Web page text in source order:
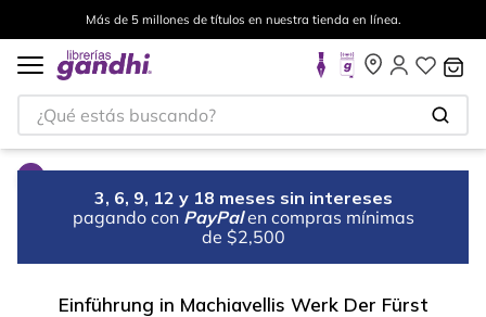
Más de 5 millones de títulos en nuestra tienda en línea.
¿Qué estás buscando?
3, 6, 9, 12 y 18 meses sin intereses
pagando con PayPal en compras mínimas
de $2,500
Einführung in Machiavellis Werk Der Fürst